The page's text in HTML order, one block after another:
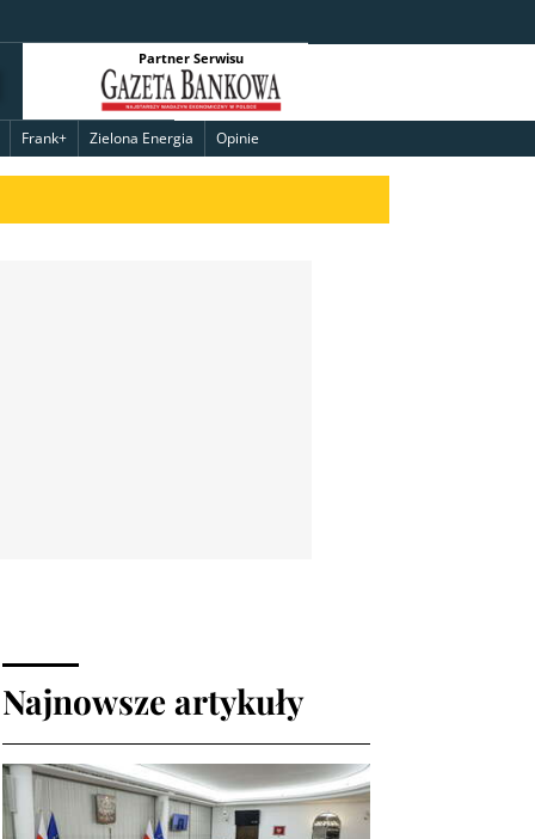
Partner Serwisu
Frank+ Zielona Energia Opinie
Najnowsze artykuły